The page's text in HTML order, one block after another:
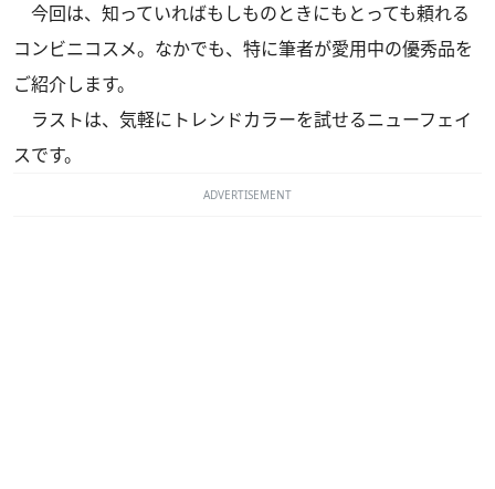
今回は、知っていればもしものときにもとっても頼れる
コンビニコスメ。なかでも、特に筆者が愛用中の優秀品を
ご紹介します。
ラストは、気軽にトレンドカラーを試せるニューフェイ
スです。
ADVERTISEMENT